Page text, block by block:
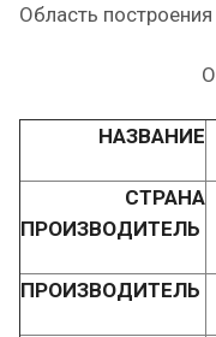
Область
НАЗВАНИЕ
СТРАНА
ПРОИЗВОДИТЕЛЬ
ПРОИЗВОДИТЕЛЬ